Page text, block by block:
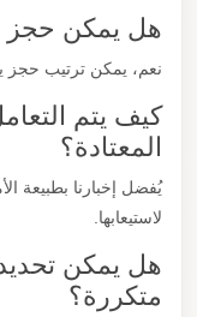
هل يمكن حجز
نعم، يمكن ترتيب حجز
كيف يتم
المعتادة؟
يُفضل إخبارنا بطبيعة
لاستيعابها.
هل يمكن
متكررة؟